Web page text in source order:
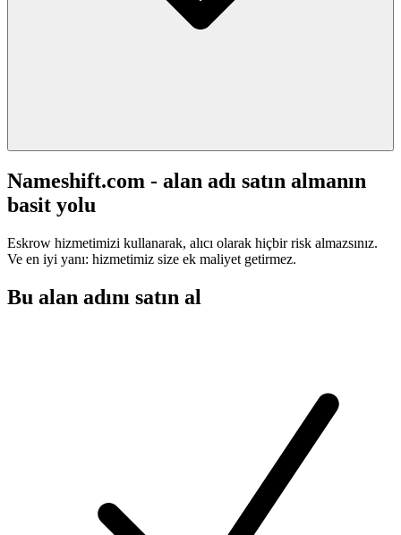
Nameshift.com - alan adı satın almanın
basit yolu
Eskrow hizmetimizi kullanarak, alıcı olarak hiçbir risk almazsınız.
Ve en iyi yanı: hizmetimiz size ek maliyet getirmez.
Bu alan adını satın al